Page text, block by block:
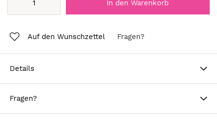
In den Warenkorb
Auf den Wunschzettel Fragen?
Details
Fragen?